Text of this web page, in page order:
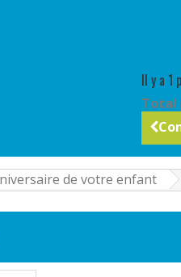
Il y a 1
Total
de votre enfant